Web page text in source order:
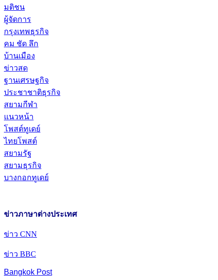
มติชน
ผู้จัดการ
กรุงเทพธุรกิจ
คม ชัด ลึก
บ้านเมือง
ข่าวสด
ฐานเศรษฐกิจ
ประชาชาติธุรกิจ
สยามกีฬา
แนวหน้า
โพสต์ทูเดย์
ไทยโพสต์
สยามรัฐ
สยามธุรกิจ
บางกอกทูเดย์
ข่าวภาษาต่างประเทศ
ข่าว CNN
ข่าว BBC
Bangkok Post